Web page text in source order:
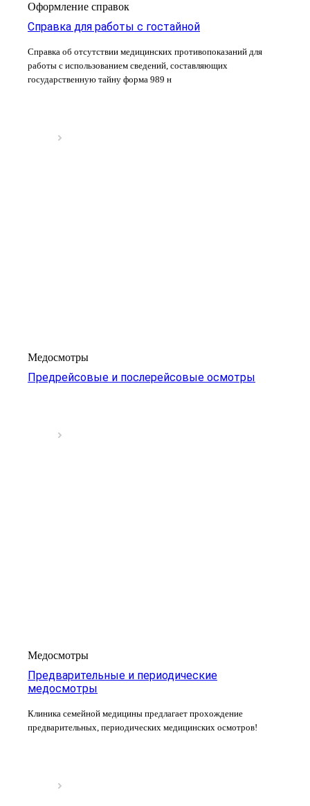
Оформление справок
Справка для работы с гостайной
Справка об отсутствии медицинских противопоказаний для
работы с использованием сведений, составляющих
государственную тайну форма 989 н
Медосмотры
Предрейсовые и послерейсовые осмотры
Медосмотры
Предварительные и периодические
медосмотры
Клиника семейной медицины предлагает прохождение
предварительных, периодических медицинских осмотров!